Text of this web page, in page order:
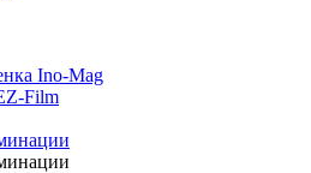
Ino-Mag
Film